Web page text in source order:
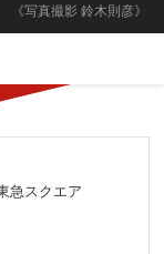
《写真撮影 鈴木則彦》
急スクエア